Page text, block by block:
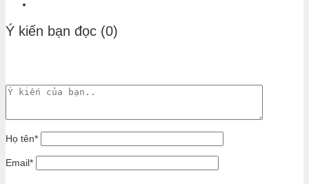
Ý kiến bạn đọc (0)
Họ tên*
Email*